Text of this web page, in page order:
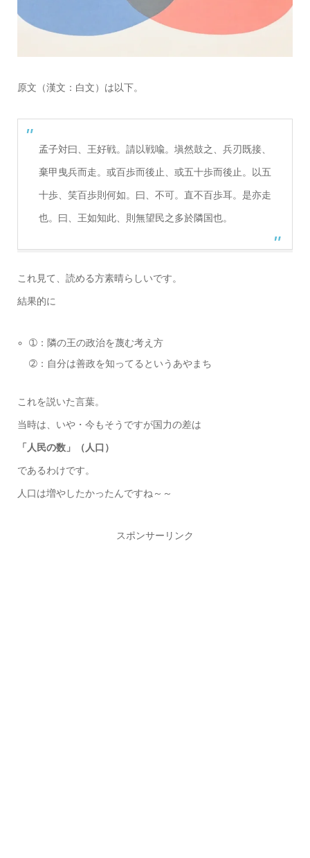
原文（漢文：白文）は以下。
孟子対曰、王好戦。請以戦喩。塡然鼓之、兵刃既接、
棄甲曳兵而走。或百歩而後止、或五十歩而後止。以五
十歩、笑百歩則何如。曰、不可。直不百歩耳。是亦走
也。曰、王如知此、則無望民之多於隣国也。
これ見て、読める方素晴らしいです。
結果的に
➀：隣の王の政治を蔑む考え方
➁：自分は善政を知ってるというあやまち
これを説いた言葉。
当時は、いや・今もそうですが国力の差は
「人民の数」（人口）
であるわけです。
人口は増やしたかったんですね～～
スポンサーリンク